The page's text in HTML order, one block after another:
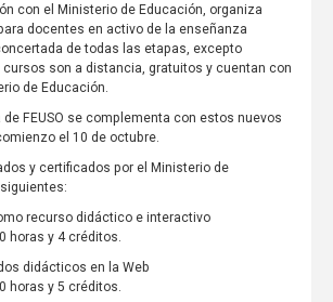
con el Ministerio de Educación, organiza
docentes en activo de la enseñanza
de todas las etapas, excepto
cursos son a distancia, gratuitos y cuentan con
de Educación.
FEUSO se complementa con estos nuevos
el 10 de octubre.
y certificados por el Ministerio de
recurso didáctico e interactivo
horas y 4 créditos.
didácticos en la Web
horas y 5 créditos.